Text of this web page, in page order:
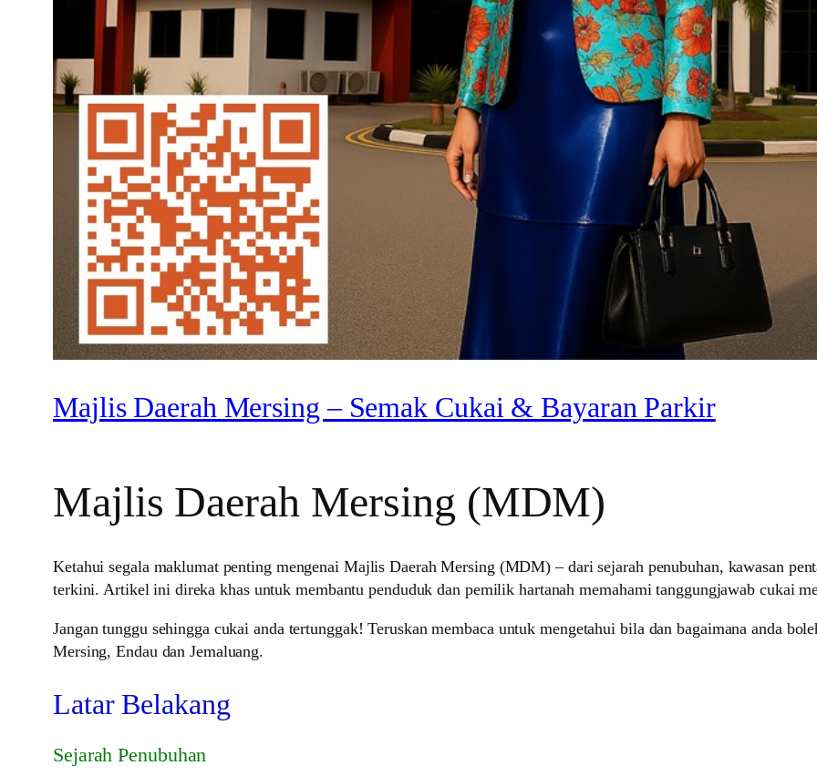
Majlis Daerah Mersing – Semak Cukai & Bayaran Parkir
Majlis Daerah Mersing (MDM)
Ketahui segala maklumat penting mengenai Majlis Daerah Mersing (MDM) – dari sejarah penubuhan, kawasan
terkini. Artikel ini direka khas untuk membantu penduduk dan pemilik hartanah memahami tanggungjawab cukai
Jangan tunggu sehingga cukai anda tertunggak! Teruskan membaca untuk mengetahui bila dan bagaimana anda
Mersing, Endau dan Jemaluang.
Latar Belakang
Sejarah Penubuhan